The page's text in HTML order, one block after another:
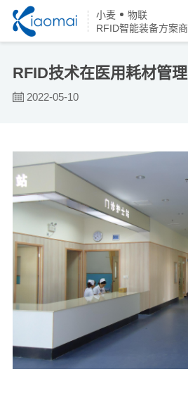
小麦
物联
RFID智能装备方案商
RFID技术在医用耗材管
2022-05-10